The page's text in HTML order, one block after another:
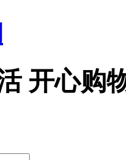
开心购